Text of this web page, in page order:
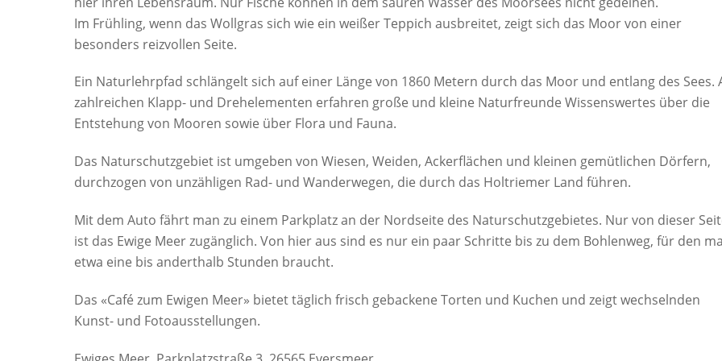
Im Frühling, wenn das Wollgras sich wie ein weißer Teppich ausbreitet, zeigt sich das Moor von einer
besonders reizvollen Seite.
Ein Naturlehrpfad schlängelt sich auf einer Länge von 1860 Metern durch das Moor und entlang des Sees.
zahlreichen Klapp- und Drehelementen erfahren große und kleine Naturfreunde Wissenswertes über die
Entstehung von Mooren sowie über Flora und Fauna.
Das Naturschutzgebiet ist umgeben von Wiesen, Weiden, Ackerflächen und kleinen gemütlichen Dörfern,
durchzogen von unzähligen Rad- und Wanderwegen, die durch das Holtriemer Land führen.
Mit dem Auto fährt man zu einem Parkplatz an der Nordseite des Naturschutzgebietes. Nur von dieser
ist das Ewige Meer zugänglich. Von hier aus sind es nur ein paar Schritte bis zu dem Bohlenweg, für den
etwa eine bis anderthalb Stunden braucht.
Das «Café zum Ewigen Meer» bietet täglich frisch gebackene Torten und Kuchen und zeigt wechselnden
Kunst- und Fotoausstellungen.